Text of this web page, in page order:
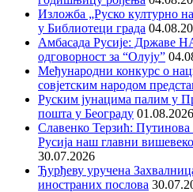
Изложба „Руско културно
у Библиотеци града
Амбасада Русије: Државе
одговорност за “Олују”
Међународни конкурс о
совјетским народом
Руским јунацима палим у
пошта у Београду 01.08.2026
Славенко Терзић: Путинова
Русија наш главни
30.07.2026
Ђурђеву уручена
иностраних послова